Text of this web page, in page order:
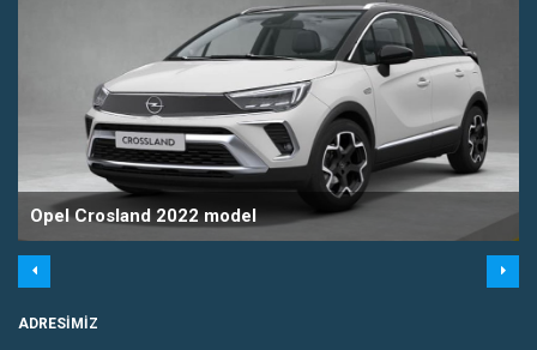
Opel Crosland 2022 model
ADRESIMIZ